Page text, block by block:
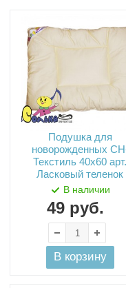
Подушка для
новорожденных
Текстиль 40х60 арт.
Ласковый теленок
В наличии
49руб.
В корзину